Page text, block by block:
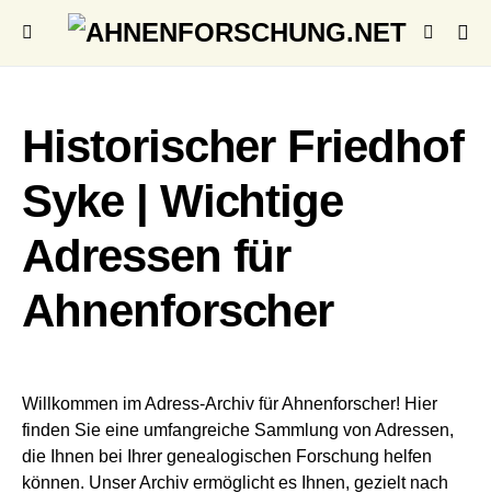
Historischer Friedhof
Syke | Wichtige
Adressen für
Ahnenforscher
Willkommen im Adress-Archiv für Ahnenforscher! Hier
finden Sie eine umfangreiche Sammlung von Adressen,
die Ihnen bei Ihrer genealogischen Forschung helfen
können. Unser Archiv ermöglicht es Ihnen, gezielt nach